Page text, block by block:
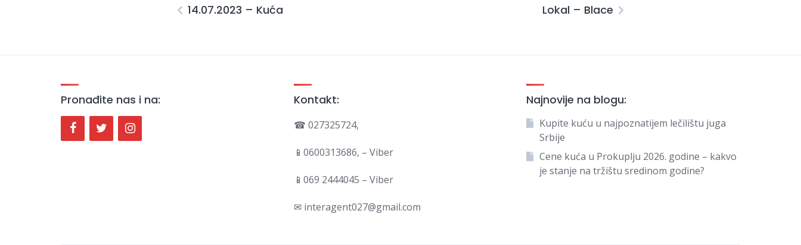
14.07.2023 – Kuća Lokal – Blace
Pronađite nas i na: Kontakt:
☎ 027325724,
📱0600313686, – Viber
📱069 2444045 – Viber
✉ interagent027@gmail.com
Najnovije na blogu:
Kupite kuću u najpoznatijem lečilištu juga
Srbije
Cene kuća u Prokuplju 2026. godine – kakvo
je stanje na tržištu sredinom godine?